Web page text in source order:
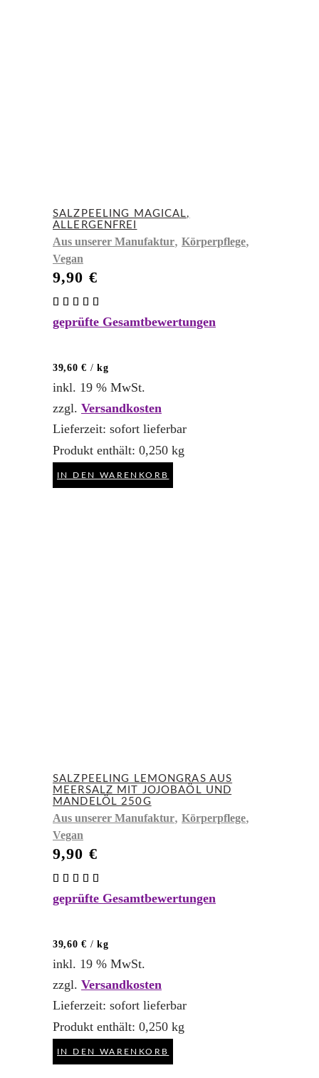
SALZPEELING MAGICAL,
ALLERGENFREI
Aus unserer Manufaktur, Körperpflege,
Vegan
9,90 €
4.83
geprüfte Gesamtbewertungen
39,60€ /kg
inkl. 19 % MwSt.
zzgl. Versandkosten
Lieferzeit: sofort lieferbar
Produkt enthält: 0,250 kg
IN DEN WARENKORB
SALZPEELING LEMONGRAS AUS
MEERSALZ MIT JOJOBAÖL UND
MANDELÖL 250G
Aus unserer Manufaktur, Körperpflege,
Vegan
9,90 €
5.00
geprüfte Gesamtbewertungen
39,60€ /kg
inkl. 19 % MwSt.
zzgl. Versandkosten
Lieferzeit: sofort lieferbar
Produkt enthält: 0,250 kg
IN DEN WARENKORB